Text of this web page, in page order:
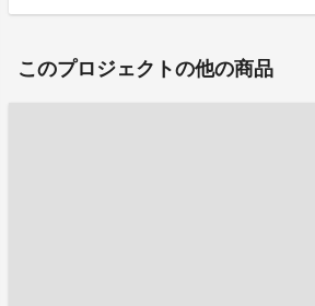
このプロジェクトの他の商品